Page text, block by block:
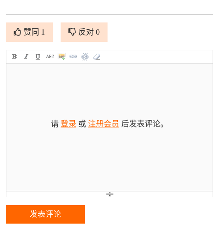
赞同 1 反对 0
请 登录 或 注册会员 后发表评论。
发表评论